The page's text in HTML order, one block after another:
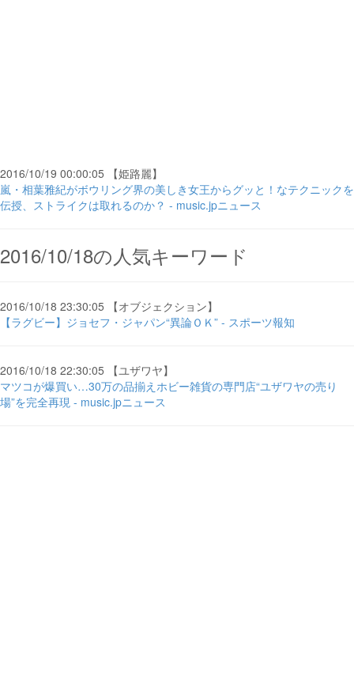
2016/10/19 00:00:05 【姫路麗】
嵐・相葉雅紀がボウリング界の美しき女王からグッと！なテクニックを
伝授、ストライクは取れるのか？ - music.jpニュース
2016/10/18の人気キーワード
2016/10/18 23:30:05 【オブジェクション】
【ラグビー】ジョセフ・ジャパン“異論ＯＫ” - スポーツ報知
2016/10/18 22:30:05 【ユザワヤ】
マツコが爆買い…30万の品揃えホビー雑貨の専門店“ユザワヤの売り
場”を完全再現 - music.jpニュース